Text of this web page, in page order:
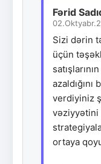
Fərid
Sizi dərin
üçün
azaldığını
verdiyiniz
vəziyyətini
ortaya